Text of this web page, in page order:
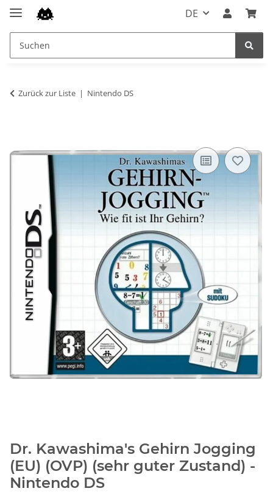
DE
Zurück zur Liste Nintendo DS
Dr. Kawashima's Gehirn Jogging
(EU) (OVP) (sehr guter Zustand) -
Nintendo DS